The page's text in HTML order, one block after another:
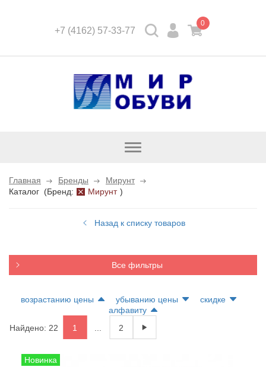
+7 (4162) 57-33-77
0
Открыть
Главная Бренды
Мирунт
Каталог (Бренд: Мирунт )
Назад к списку товаров
Все фильтры
возрастанию цены убыванию цены
скидке
алфавиту
Найдено: 22
1 2